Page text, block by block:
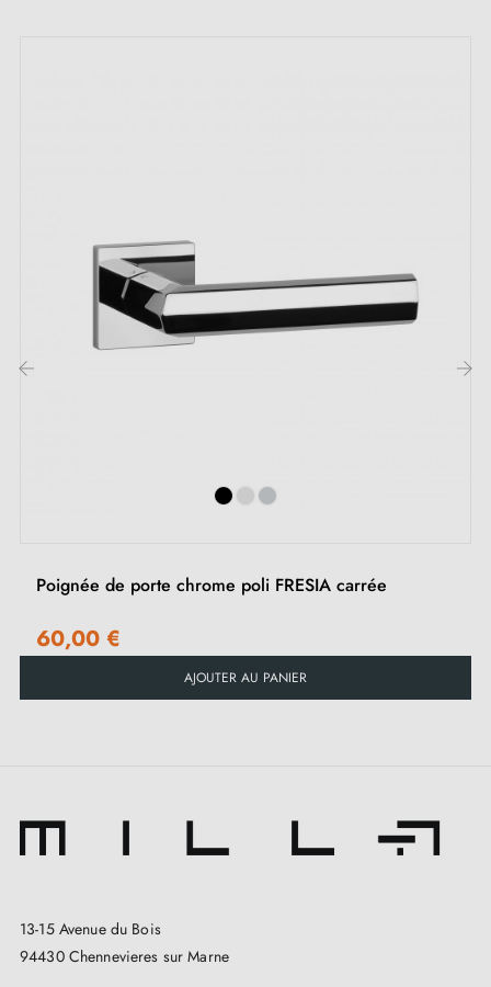
Adaptateurs de montage
Deux tiges carrées : 7x7 mm pour la France, 8x8 mm
Instruction de montage en Français
Poignée de porte chrome poli FRESIA carrée
60,00 €
AJOUTER AU PANIER
13-15 Avenue du Bois
94430 Chennevieres sur Marne